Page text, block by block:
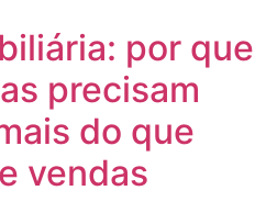
por que
precisam
do que
vendas